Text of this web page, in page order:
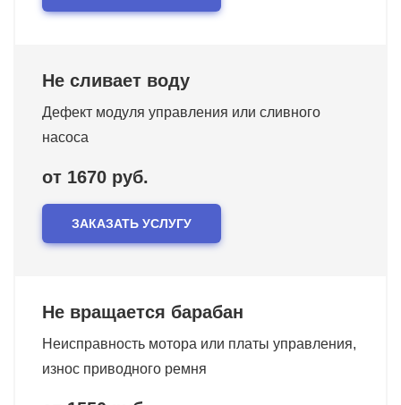
Не сливает воду
Дефект модуля управления или сливного
насоса
от 1670 руб.
ЗАКАЗАТЬ УСЛУГУ
Не вращается барабан
Неисправность мотора или платы управления,
износ приводного ремня